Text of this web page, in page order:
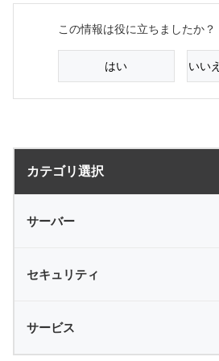
カテゴリ選択
サーバー
VPN
バックアップ
電源
サーバー全般
セキュリティ
サービス
この情報は役に立ちましたか？
はい いい